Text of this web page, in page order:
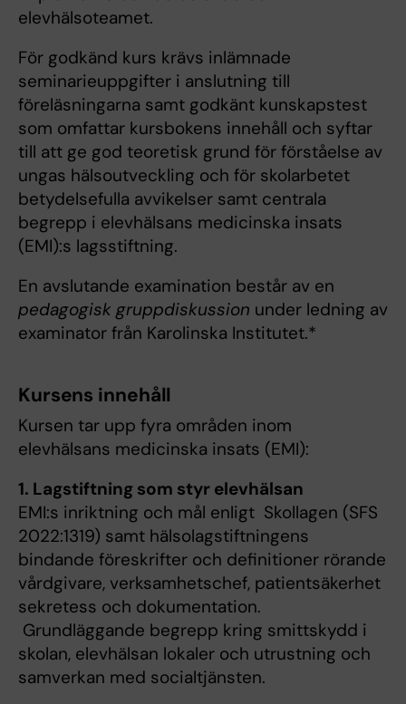
elevhälsoteamet.
För godkänd kurs krävs inlämnade
seminarieuppgifter i anslutning till
föreläsningarna samt godkänt kunskapstest
som omfattar kursbokens innehåll och syftar
till att ge god teoretisk grund för förståelse av
ungas hälsoutveckling och för skolarbetet
betydelsefulla avvikelser samt centrala
begrepp i elevhälsans medicinska insats
(EMI):s lagsstiftning.
En avslutande examination består av en
pedagogisk gruppdiskussion under ledning av
examinator från Karolinska Institutet.*
Kursens innehåll
Kursen tar upp fyra områden inom
elevhälsans medicinska insats (EMI):
1. Lagstiftning som styr elevhälsan
EMI:s inriktning och mål enligt Skollagen (SFS
2022:1319) samt hälsolagstiftningens
bindande föreskrifter och definitioner rörande
vårdgivare, verksamhetschef, patientsäkerhet
sekretess och dokumentation.
Grundläggande begrepp kring smittskydd i
skolan, elevhälsan lokaler och utrustning och
samverkan med socialtjänsten.